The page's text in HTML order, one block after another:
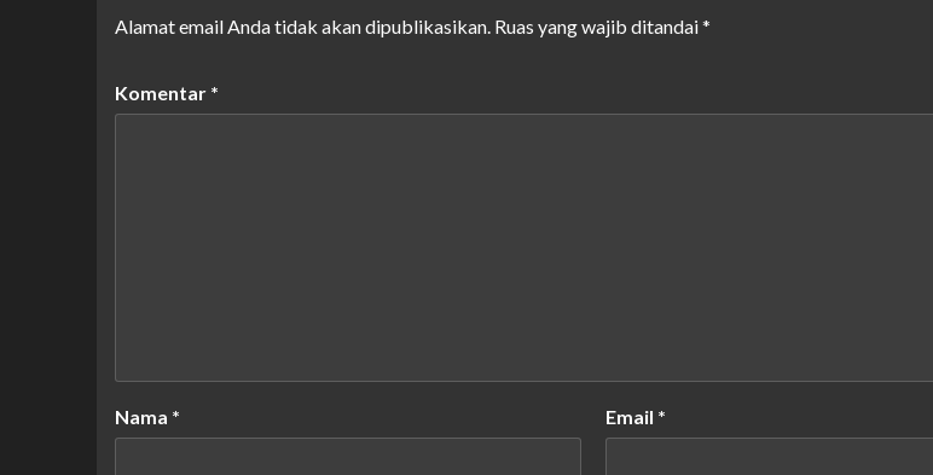
Alamat email Anda tidak akan dipublikasikan. Ruas yang wajib ditandai*
Komentar *
Nama * Email *